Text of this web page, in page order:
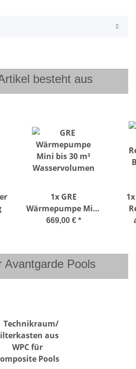
besteht aus
1x GRE
Wärmepumpe Mini
bis 30 m³
669,00 € *
Avantgarde Pools